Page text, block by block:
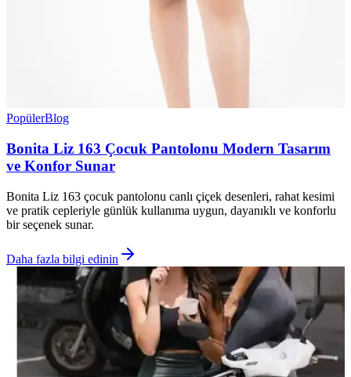
PopülerBlog
Bonita Liz 163 Çocuk Pantolonu Modern Tasarım
ve Konfor Sunar
Bonita Liz 163 çocuk pantolonu canlı çiçek desenleri, rahat kesimi
ve pratik cepleriyle günlük kullanıma uygun, dayanıklı ve konforlu
bir seçenek sunar.
Daha fazla bilgi edinin